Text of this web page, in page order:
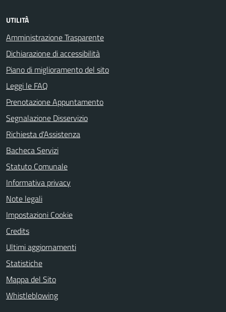
UTILITÀ
Amministrazione Trasparente
Dichiarazione di accessibilità
Piano di miglioramento del sito
Leggi le FAQ
Prenotazione Appuntamento
Segnalazione Disservizio
Richiesta d'Assistenza
Bacheca Servizi
Statuto Comunale
Informativa privacy
Note legali
Impostazioni Cookie
Credits
Ultimi aggiornamenti
Statistiche
Mappa del Sito
Whistleblowing